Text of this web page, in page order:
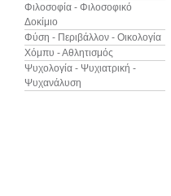
Φιλοσοφία - Φιλοσοφικό
Δοκίμιο
Φύση - Περιβάλλον - Οικολογία
Χόμπυ - Αθλητισμός
Ψυχολογία - Ψυχιατρική -
Ψυχανάλυση